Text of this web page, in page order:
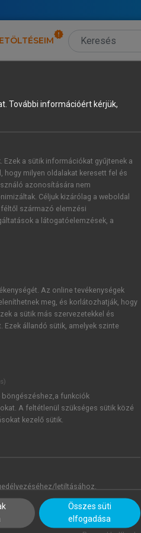
és
célú hasznosítása a vizsgált
és kreatív iparágakhoz
ötfokozatú skálán jelezze,
mértékben jellemző a
történő felhasználásához
jellemzőnek tartja ezt
turizmus a legtöbb
irányuló törekvések
válaszok aránya csupán 4%.
További információért kérjük,
Ezek a sütik információkat gyűjtenek a
milyen oldalakat keresett fel és
azonosítására nem
Céljuk kizárólag a weboldal
származó elemzési
a látogatóelemzések, a
Az online tevékenységek
meg, és korlátozhatják, hogy
a sütik más szervezetekkel és
állandó sütik, amelyek szinte
böngészéshez,a funkciók
A feltétlenül szükséges sütik közé
kezelő sütik.
letiltásához.
Összes süti
elfogadása